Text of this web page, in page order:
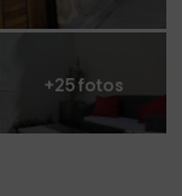
+25 fotos